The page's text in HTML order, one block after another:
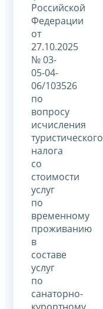
Российской
Федерации
от
27.10.2025
№ 03-
05-04-
06/103526
по
вопросу
исчисления
туристического
налога
со
стоимости
услуг
по
временному
проживанию
в
составе
услуг
по
санаторно-